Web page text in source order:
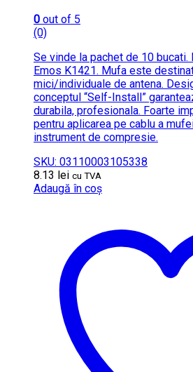
0 out of 5
(0)
Se vinde la pachet de 10 bucati.
Emos K1421. Mufa este
mici/individuale de antena.
conceptul “Self-Install”
durabila, profesionala. Foarte
pentru aplicarea pe cablu a
instrument de compresie.
SKU: 03110003105338
8.13 lei cu TVA
Adaugă în coș